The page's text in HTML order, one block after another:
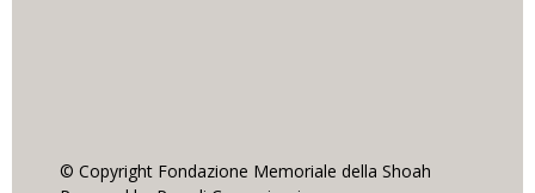
© Copyright Fondazione Memoriale della Shoah